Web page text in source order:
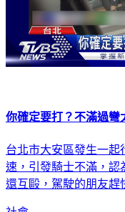
你確定要打？不滿過
台北市大安區發生一
速，引發騎士不滿，認
還互毆，駕駛的朋友趕